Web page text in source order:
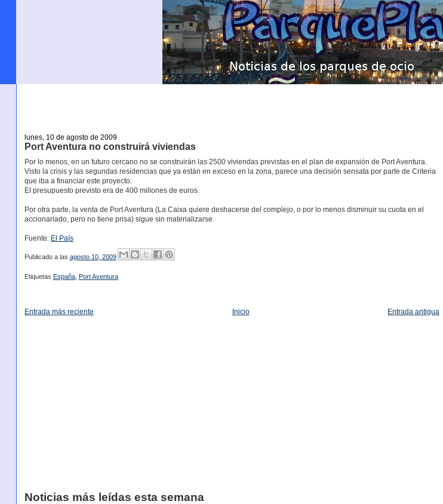
lunes, 10 de agosto de 2009
Port Aventura no construirá viviendas
Por lo menos, en un futuro cercano no se construirán las 2500 viviendas previstas en el plan de expansión de Port Aventura.
Visto la crisis y las segundas residencias que ya están en exceso en la zona, parece una decisión sensata por parte de Criteria
que iba a financiar este proyecto.
El presupuesto previsto era de 400 millones de euros.
Por otra parte, la venta de Port Aventura (La Caixa quiere deshacerse del complejo, o por lo menos disminuir su cuota en el
accionariado, pero no tiene prisa) sigue sin materializarse.
Fuente: El País
Publicado a las agosto 10, 2009
Etiquetas España, Port Aventura
Entrada más reciente Entrada antigua
Inicio
Noticias más leídas esta semana